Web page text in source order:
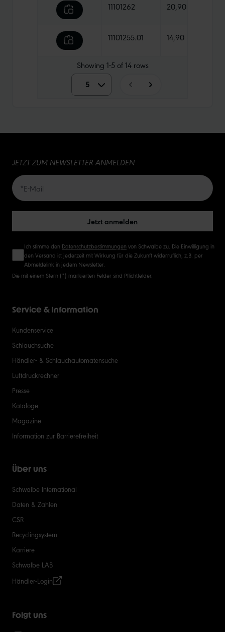
11101262 20,90 €
11101255.01 14,90 €
Showing 1-5of14 rows
5 5
20
JETZT ZUM NEWSLETTER ANMELDEN
Jetzt anmelden
Ich stimme den Datenschutzbestimmungen von Schwalbe zu. Die Einwilligung in
den Versand ist jederzeit mit Wirkung für die Zukunft widerruflich, z.B. per
Abmeldelink in jedem Newsletter.
Die mit einem Stern (*) markierten Felder sind Pflichtfelder.
Service & Information
Kundenservice
Schlauchsuche
Händler- & Schlauchautomatensuche
Luftdruckrechner
Presse
Kataloge
Magazine
Information zur Barrierefreiheit
Über uns
Schwalbe International
Daten & Zahlen
CSR
Recyclingsystem
Karriere
Schwalbe LAB
Händler-Login
Folgt uns